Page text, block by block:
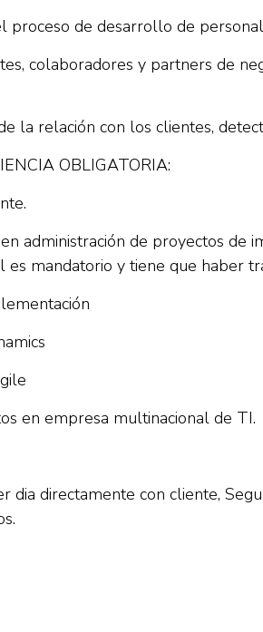
de desarrollo de personal
colaboradores y partners de
la relación con los clientes,
OBLIGATORIA:
administración de proyectos de
es mandatorio y tiene que haber
en empresa multinacional de TI.
dia directamente con cliente,